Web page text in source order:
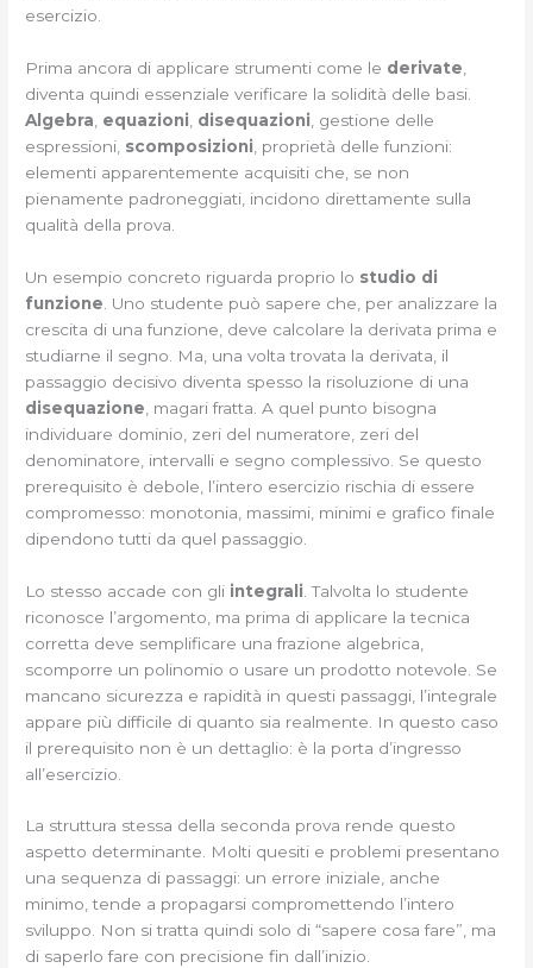
esercizio.
Prima ancora di applicare strumenti come le derivate
diventa quindi essenziale verificare la solidità delle basi.
Algebra equazioni disequazioni , gestione delle
espressioni, scomposizioni , proprietà delle funzioni:
elementi apparentemente acquisiti che, se non
pienamente padroneggiati, incidono direttamente sulla
qualità della prova.
Un esempio concreto riguarda proprio lo studio di
funzione . Uno studente può sapere che, per analizzare la
crescita di una funzione, deve calcolare la derivata prima e
studiarne il segno. Ma, una volta trovata la derivata, il
passaggio decisivo diventa spesso la risoluzione di una
disequazione , magari fratta. A quel punto bisogna
individuare dominio, zeri del numeratore, zeri del
denominatore, intervalli e segno complessivo. Se questo
prerequisito è debole, l’intero esercizio rischia di essere
compromesso: monotonia, massimi, minimi e grafico finale
dipendono tutti da quel passaggio.
Lo stesso accade con gli integrali . Talvolta lo studente
riconosce l’argomento, ma prima di applicare la tecnica
corretta deve semplificare una frazione algebrica,
scomporre un polinomio o usare un prodotto notevole. Se
mancano sicurezza e rapidità in questi passaggi, l’integrale
appare più difficile di quanto sia realmente. In questo caso
il prerequisito non è un dettaglio: è la porta d’ingresso
all’esercizio.
La struttura stessa della seconda prova rende questo
aspetto determinante. Molti quesiti e problemi presentano
una sequenza di passaggi: un errore iniziale, anche
minimo, tende a propagarsi compromettendo l’intero
sviluppo. Non si tratta quindi solo di “sapere cosa fare”, ma
di saperlo fare con precisione fin dall’inizio.